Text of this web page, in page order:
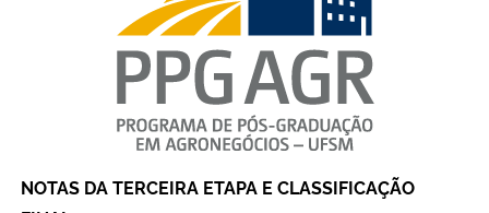
Ministério da Cidadania
Ministério de Minas e Energia
Ministério da Ciência, Tecnologia, Inovações e Comunicações
NOTAS DA TERCEIRA ETAPA E CLASSIFICAÇÃO